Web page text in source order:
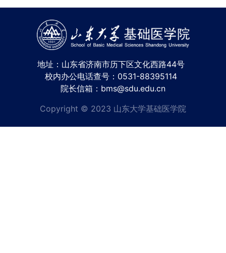
地址：山东省济南市历下区文化西路44号
校内办公电话查号：0531-88395114
院长信箱：bms@sdu.edu.cn
Copyright © 2023 山东大学基础医学院